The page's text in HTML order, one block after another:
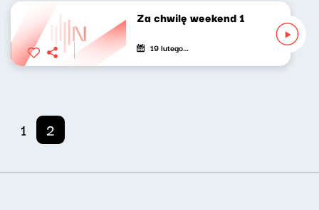
Za chwilę weekend 1
19 lutego 2021
1 2